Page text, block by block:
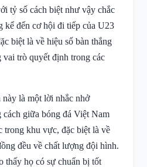
tỷ số cách biệt như vậy chắc
kể đến cơ hội đi tiếp của U23
biệt là về hiệu số bàn thắng
trò quyết định trong các
là một lời nhắc nhở
cách giữa bóng đá Việt Nam
trong khu vực, đặc biệt là về
đều về chất lượng đội hình.
thấy họ có sự chuẩn bị tốt